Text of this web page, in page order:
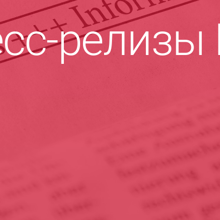
релизы